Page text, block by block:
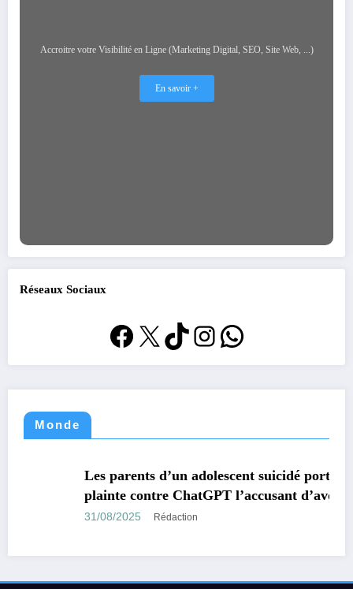
Accroitre votre Visibilité en Ligne (Marketing Digital, SEO, Site Web, ...)
En savoir +
Réseaux Sociaux
Facebook
X TikTok
Instagram
WhatsApp
Monde
TECHNOLOGIE
Les parents d’un adolescent suicidé portent
plainte contre ChatGPT l’accusant d’avoir
encouragé son suicide.
31/08/2025 Rédaction